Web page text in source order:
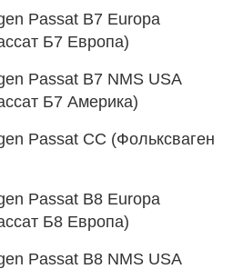
Passat B7 Europa
Б7 Европа)
Passat B7 NMS USA
Б7 Америка)
Passat CC (Фольксваген
Passat B8 Europa
Б8 Европа)
Passat B8 NMS USA